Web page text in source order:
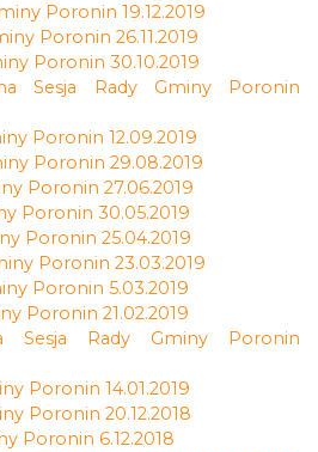
Poronin 19.12.2019
Poronin 26.11.2019
Poronin 30.10.2019
Sesja Rady Gminy Poronin
Poronin 12.09.2019
Poronin 29.08.2019
Poronin 27.06.2019
Poronin 30.05.2019
Poronin 25.04.2019
Poronin 23.03.2019
Poronin 5.03.2019
Poronin 21.02.2019
Sesja Rady Gminy Poronin
Poronin 14.01.2019
Poronin 20.12.2018
Poronin 6.12.2018